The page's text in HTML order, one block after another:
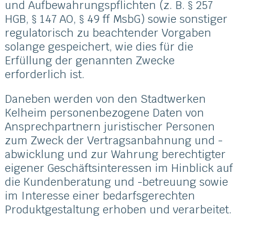
und Aufbewahrungspflichten (z. B. § 257
HGB, § 147 AO, § 49 ff MsbG) sowie sonstiger
regulatorisch zu beachtender Vorgaben
solange gespeichert, wie dies für die
Erfüllung der genannten Zwecke
erforderlich ist.
Daneben werden von den Stadtwerken
Kelheim personenbezogene Daten von
Ansprechpartnern juristischer Personen
zum Zweck der Vertragsanbahnung und -
abwicklung und zur Wahrung berechtigter
eigener Geschäftsinteressen im Hinblick auf
die Kundenberatung und -betreuung sowie
im Interesse einer bedarfsgerechten
Produktgestaltung erhoben und verarbeitet.